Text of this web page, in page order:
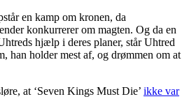
en kamp om kronen, da
konkurrerer om magten. Og da en
hjælp i deres planer, står Uhtred
han holder mest af, og drømmen om at
at ‘Seven Kings Must Die’ ikke var